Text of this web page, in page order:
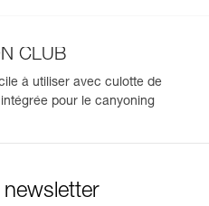
votre EPI
vos données EPI
CLUB
à utiliser avec culotte de
pour le canyoning